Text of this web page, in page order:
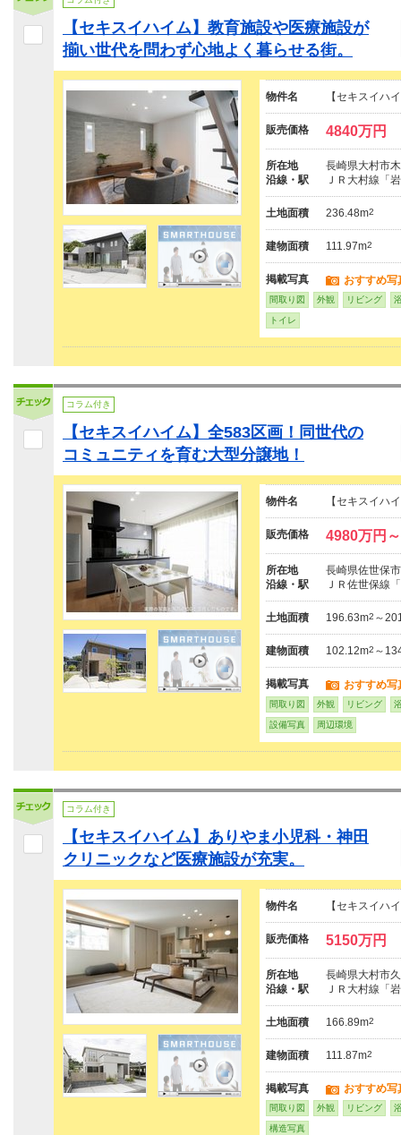
【セキスイハイム】教育施設や医療施設が
揃い世代を問わず心地よく暮らせる街。
物件名 【セキスイハ
販売価格 4840万円
所在地
長崎県大村市
沿線・駅
ＪＲ大村線「
土地面積 236.48m2
建物面積 111.97m2
掲載写真 おすすめ写
間取り図 外観 リビング
トイレ
コラム付き
【セキスイハイム】全583区画！同世代の
コミュニティを育む大型分譲地！
物件名 【セキスイハ
販売価格 4980万円
所在地
長崎県佐世保
沿線・駅
ＪＲ佐世保線
土地面積 196.63m2 ～
建物面積 102.12m2 ～
掲載写真 おすすめ写
間取り図 外観 リビング
設備写真 周辺環境
コラム付き
【セキスイハイム】ありやま小児科・神田
クリニックなど医療施設が充実。
物件名 【セキスイハ
販売価格 5150万円
所在地
長崎県大村市
沿線・駅
ＪＲ大村線「
土地面積 166.89m2
建物面積 111.87m2
掲載写真 おすすめ写
間取り図 外観 リビング
構造写真